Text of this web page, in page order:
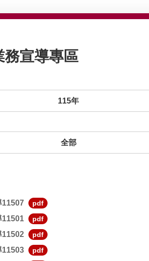
務宣導專區
115年
全部
11507 pdf
11501 pdf
11502 pdf
11503 pdf